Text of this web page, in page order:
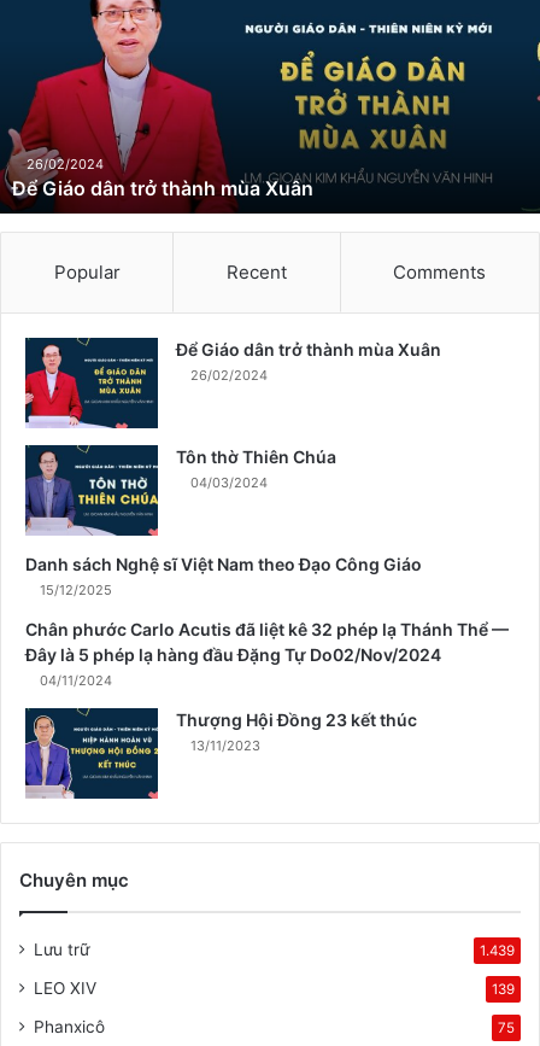
â
n
t
r
ở
à
26/02/2024
Để Giáo dân trở thành mùa Xuân
Popular Recent Comments
Để Giáo dân trở thành mùa Xuân
26/02/2024
Tôn thờ Thiên Chúa
04/03/2024
Danh sách Nghệ sĩ Việt Nam theo Đạo Công Giáo
15/12/2025
Chân phước Carlo Acutis đã liệt kê 32 phép lạ Thánh Thể —
Đây là 5 phép lạ hàng đầu Đặng Tự Do02/Nov/2024
04/11/2024
Thượng Hội Đồng 23 kết thúc
13/11/2023
Chuyên mục
Lưu trữ 1.439
LEO XIV 139
Phanxicô 75